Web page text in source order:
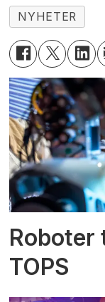
NYHETER
Roboter
TOPS